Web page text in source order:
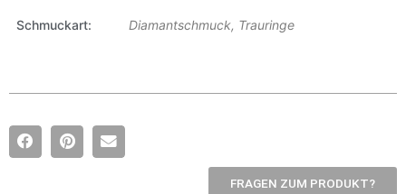
Schmuckart Diamantschmuck, Trauringe
FRAGEN ZUM PRODUKT?